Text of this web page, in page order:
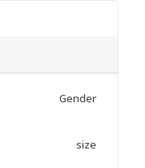
Gender
size